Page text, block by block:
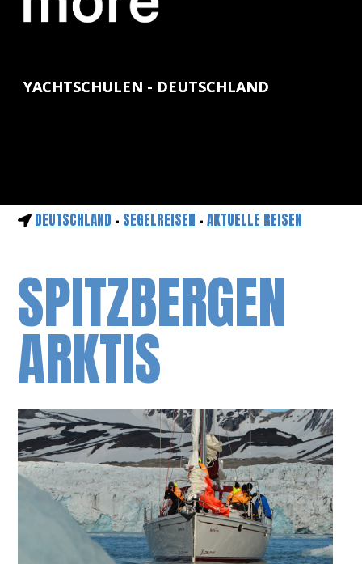
YACHTSCHULEN - DEUTSCHLAND
DEUTSCHLAND - SEGELREISEN -AKTUELLE REISEN
SPITZBERGEN
ARKTIS